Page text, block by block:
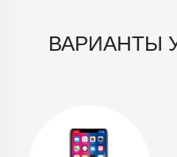
ВАРИАНТЫ